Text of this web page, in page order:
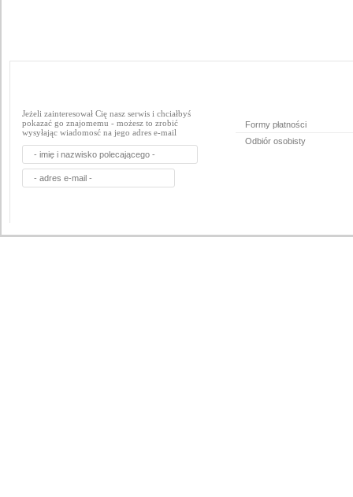
Jeżeli zainteresował Cię nasz serwis i chciałbyś
pokazać go znajomemu - możesz to zrobić
wysyłając wiadomosć na jego adres e-mail
Formy płatności
Odbiór osobisty